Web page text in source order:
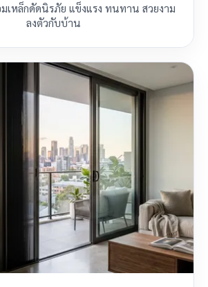
เหล็กดัดนิรภัย แข็งแรง ทนทาน สวยงาม
ลงตัวกับบ้าน